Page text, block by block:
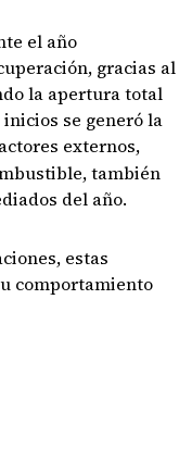
el año
gracias al
la apertura total
inicios se generó la
externos,
también
del año.
estas
comportamiento